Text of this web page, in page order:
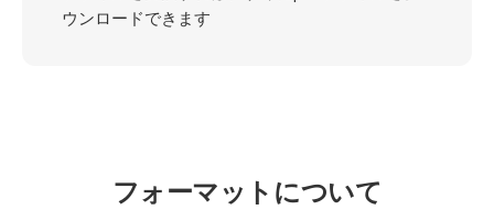
ウンロードできます
フォーマットについて